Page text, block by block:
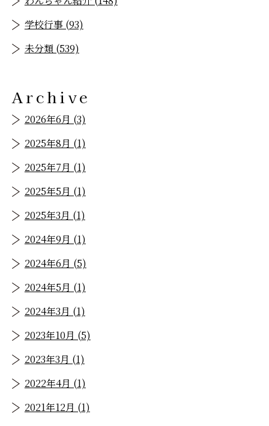
学校行事 (93)
未分類 (539)
Archive
2026年6月 (3)
2025年8月 (1)
2025年7月 (1)
2025年5月 (1)
2025年3月 (1)
2024年9月 (1)
2024年6月 (5)
2024年5月 (1)
2024年3月 (1)
2023年10月 (5)
2023年3月 (1)
2022年4月 (1)
2021年12月 (1)